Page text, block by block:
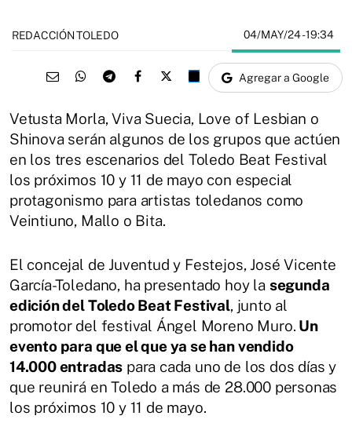
REDACCIÓN TOLEDO 04/MAY/24- 19:34
Agregar a Google
Vetusta Morla, Viva Suecia, Love of Lesbian o
Shinova serán algunos de los grupos que actúen
en los tres escenarios del Toledo Beat Festival
los próximos 10 y 11 de mayo con especial
protagonismo para artistas toledanos como
Veintiuno, Mallo o Bita.
El concejal de Juventud y Festejos, José Vicente
García-Toledano, ha presentado hoy la segunda
edición del Toledo Beat Festival, junto al
promotor del festival Ángel Moreno Muro. Un
evento para que el que ya se han vendido
14.000 entradas para cada uno de los dos días y
que reunirá en Toledo a más de 28.000 personas
los próximos 10 y 11 de mayo.